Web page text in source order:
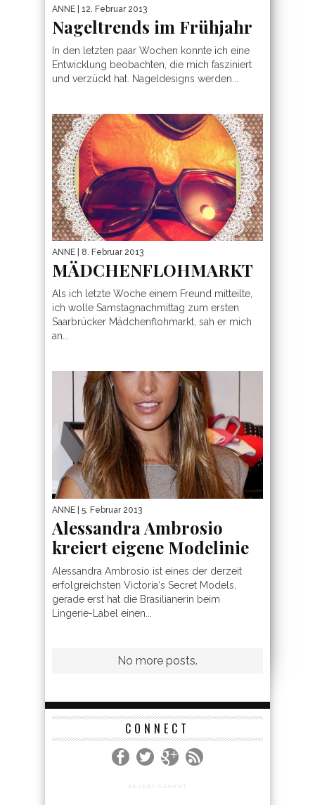
ANNE | 12. Februar 2013
Nageltrends im Frühjahr
In den letzten paar Wochen konnte ich eine
Entwicklung beobachten, die mich fasziniert
und verzückt hat. Nageldesigns werden...
ANNE | 8. Februar 2013
MÄDCHENFLOHMARKT
Als ich letzte Woche einem Freund mitteilte,
ich wolle Samstagnachmittag zum ersten
Saarbrücker Mädchenflohmarkt, sah er mich
an...
ANNE | 5. Februar 2013
Alessandra Ambrosio
kreiert eigene Modelinie
Alessandra Ambrosio ist eines der derzeit
erfolgreichsten Victoria‘s Secret Models,
gerade erst hat die Brasilianerin beim
Lingerie-Label einen...
ADVERTISEMENT